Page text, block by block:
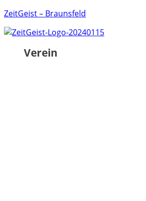
ZeitGeist – Braunsfeld
Verein